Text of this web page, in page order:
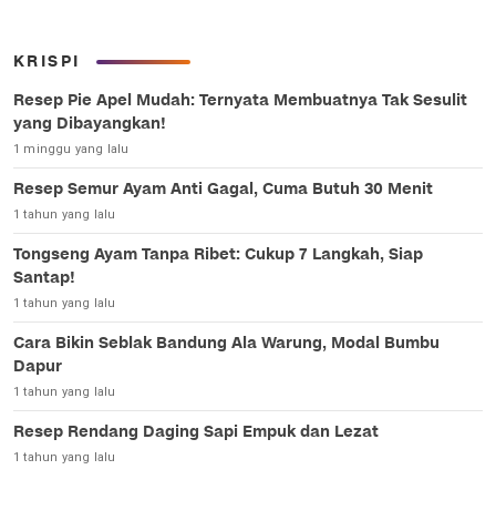
KRISPI
Resep Pie Apel Mudah: Ternyata Membuatnya Tak Sesulit
yang Dibayangkan!
1 minggu yang lalu
Resep Semur Ayam Anti Gagal, Cuma Butuh 30 Menit
1 tahun yang lalu
Tongseng Ayam Tanpa Ribet: Cukup 7 Langkah, Siap
Santap!
1 tahun yang lalu
Cara Bikin Seblak Bandung Ala Warung, Modal Bumbu
Dapur
1 tahun yang lalu
Resep Rendang Daging Sapi Empuk dan Lezat
1 tahun yang lalu